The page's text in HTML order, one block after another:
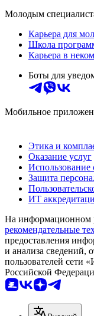
Молодым
Карьера для
Школа
Карьера в
Боты для
Мобильное
Этика и
Оказание услуг
Использование
Защита
ИТ
На информационном
рекомендательные
предоставления
и анализа сведений,
пользователей сети
Российской